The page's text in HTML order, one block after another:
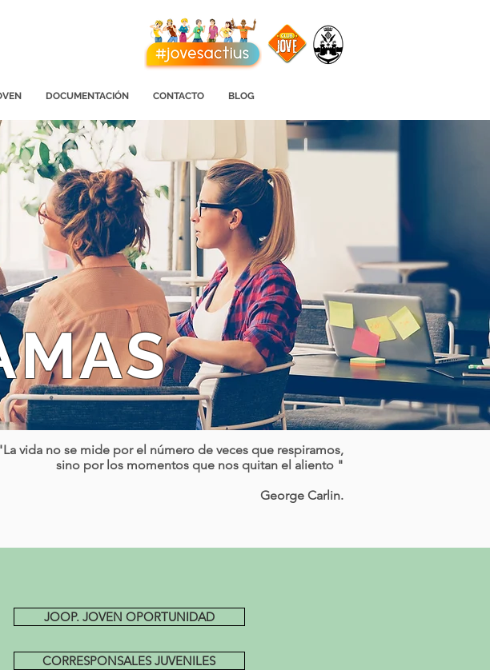
DOCUMENTACIÓN CONTACTO BLOG
vida no se mide por el número de veces que respiramos,
sino por los momentos que nos quitan el aliento "
George Carlin.
JOOP. JOVEN OPORTUNIDAD
CORRESPONSALES JUVENILES